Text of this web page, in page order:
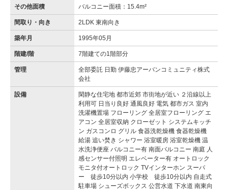
その他面積 バルコニー面積：15.4m²
間取り・向き 2LDK 東南向き
築年月 1995年05月
階建/階 7階建ての1階部分
管理
全部委託 日勤 伊藤忠アーバンコミュニティ株式
会社
設備
閑静な住宅地 都市近郊 市街地が近い ２沿線以上
利用可 日当り良好 通風良好 電気 都市ガス 室内
洗濯機置場 フローリング 全居室フローリング エ
アコン 全居室収納 クローゼット システムキッチ
ン ガスコンロ グリル 食器洗乾燥機 食器乾燥機
給湯 追い焚き シャワー 浴室暖房 浴室乾燥機 温
水洗浄便座 バルコニー有 南面バルコニー 南庭 人
感センサー付照明 エレベーター有 オートロック
モニタ付オートロック TVインターホン スーパ
ー 徒歩10分以内 小学校 徒歩10分以内 自走式
駐車場 シューズボックス 公営水道 下水道 南東向